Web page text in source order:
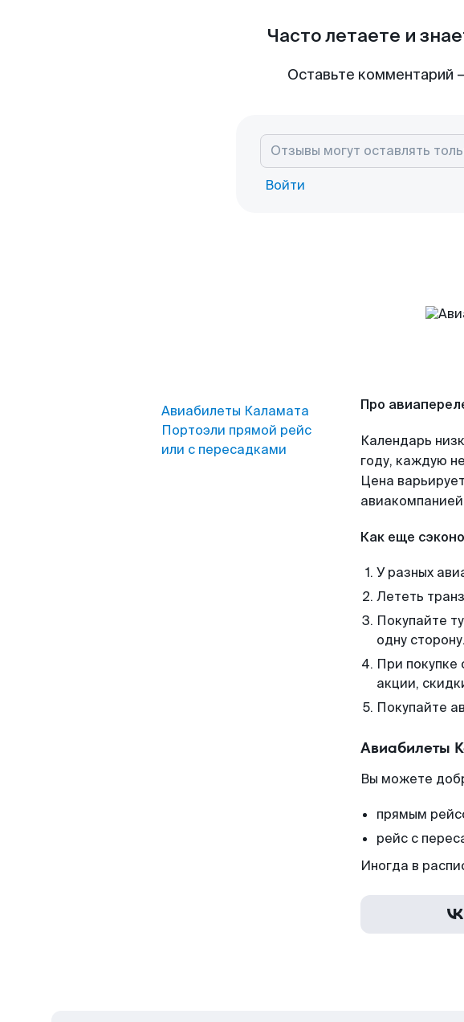
Часто летаете и
Оставьте комментарий
Войти
Авиабилеты Каламата
Портоэли прямой рейс
или с пересадками
Про
Календарь
году, каждую
Цена
Как еще
У разных
Лететь
Покупайте
одну сторону.
При
акции,
Покупайте
Авиабилеты
Вы можете
прямым
рейс с
Иногда в